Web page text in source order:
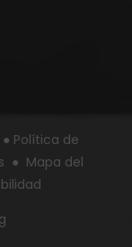
● Política de
● Mapa del